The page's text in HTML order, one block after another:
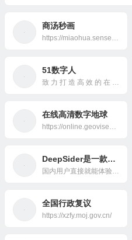
商汤秒画
https://miaohua.sensetime.com/
51数字人
致 力 打 造 高 效 的 在 线 工 具 箱
在线高清数字地球
https://online.geovisearth.com/browser
DeepSider是一款浏览器侧边栏插件，支持与多款热门AI模型进行聊天对话和图像生成。
国内用户直接就能体验最新的Nano Banana、GPT-5、Grok4、Claude 4、GPT-4o画图、Gemini 2.5 Pro、DeepSeek V3.1等等热门模型。
全国行政复议
https://xzfy.moj.gov.cn/